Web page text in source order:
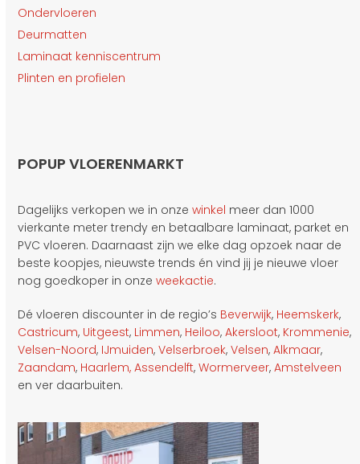
Ondervloeren
Deurmatten
Laminaat kenniscentrum
Plinten en profielen
POPUP VLOERENMARKT
Dagelijks verkopen we in onzewinkel meer dan 1000
vierkante meter trendy en betaalbare laminaat, parket en
PVC vloeren. Daarnaast zijn we elke dag opzoek naar de
beste koopjes, nieuwste trends én vind jij je nieuwe vloer
nog goedkoper in onzeweekactie.
Dé vloeren discounter in de regio’s Beverwijk, Heemskerk,
Castricum, Uitgeest, Limmen, Heiloo,Akersloot, Krommenie,
Velsen-Noord, IJmuiden,Velserbroek,Velsen,Alkmaar,
Zaandam, Haarlem, Assendelft,Wormerveer,Amstelveen
en ver daarbuiten.